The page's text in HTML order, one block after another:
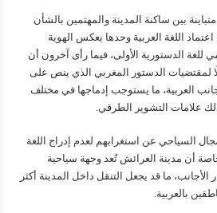
بين ساكنة المدينة والمهتمين بالشأن
اللغة العربية وحدها يعكس الهوية
للغة الدستورية الأولى، فيما رأى آخرون أن
لمقتضيات الدستور المغربي الذي ينص على
العربية، ما يستوجب إدماجها في مختلف
علامات التشوير الطرقي.
السياحي عن استغرابهم لعدم إدراج اللغة
أن مدينة العرائش تُعد وجهة سياحية
ما قد يجعل التنقل داخل المدينة أكثر
بالعربية.